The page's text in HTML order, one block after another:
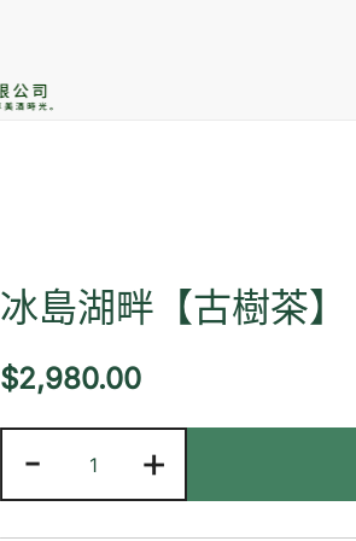
冰島湖畔【古樹茶】
$2,980.00
-
島
湖
+